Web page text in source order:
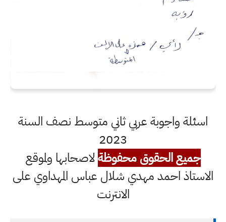
اسئلة واجوبة عربي ثاني متوسط نصف السنة
2023
جميع الحقوق محفوظةلاصحابها ولموقع
الاستاذ احمد مهدي شلال عباس المهداوي على
الانترنت